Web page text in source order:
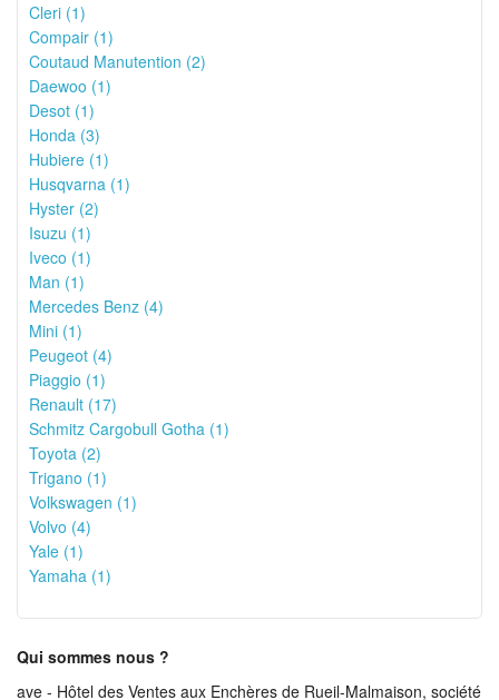
Cleri (1)
Compair (1)
Coutaud Manutention (2)
Daewoo (1)
Desot (1)
Honda (3)
Hubiere (1)
Husqvarna (1)
Hyster (2)
Isuzu (1)
Iveco (1)
Man (1)
Mercedes Benz (4)
Mini (1)
Peugeot (4)
Piaggio (1)
Renault (17)
Schmitz Cargobull Gotha (1)
Toyota (2)
Trigano (1)
Volkswagen (1)
Volvo (4)
Yale (1)
Yamaha (1)
Qui sommes nous ?
ave - Hôtel des Ventes aux Enchères de Rueil-Malmaison, société